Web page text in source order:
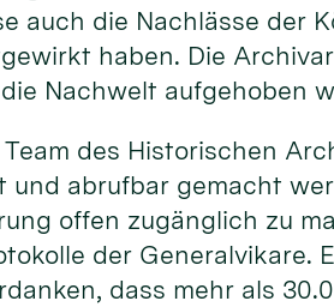
auch die Nachlässe der
haben. Die
Nachwelt aufgehoben
des Historischen
abrufbar gemacht
offen zugänglich zu
der Generalvikare.
dass mehr als